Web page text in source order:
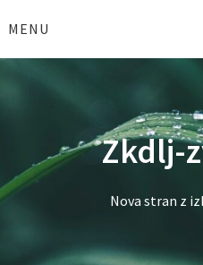
toMENU
Zkdlj-
Nova stran z